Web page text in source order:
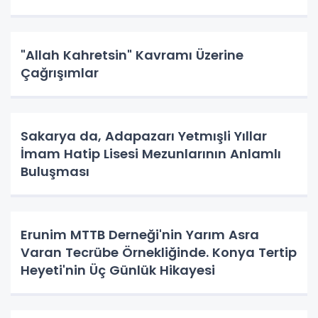
"Allah Kahretsin" Kavramı Üzerine
Çağrışımlar
Sakarya da, Adapazarı Yetmışli Yıllar
İmam Hatip Lisesi Mezunlarının Anlamlı
Buluşması
Erunim MTTB Derneği'nin Yarım Asra
Varan Tecrübe Örnekliğinde. Konya Tertip
Heyeti'nin Üç Günlük Hikayesi